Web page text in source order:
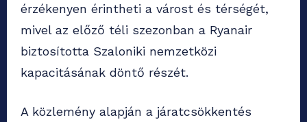
érzékenyen érintheti a várost és térségét,
mivel az előző téli szezonban a Ryanair
biztosította Szaloniki nemzetközi
kapacitásának döntő részét.
A közlemény alapján a járatcsökkentés